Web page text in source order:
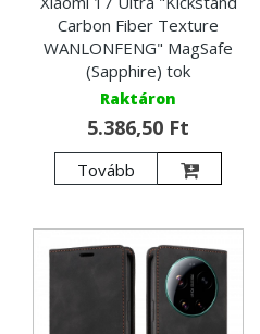
Carbon Fiber Texture
WANLONFENG" MagSafe
(Sapphire) tok
Raktáron
5.386,50 Ft
Tovább